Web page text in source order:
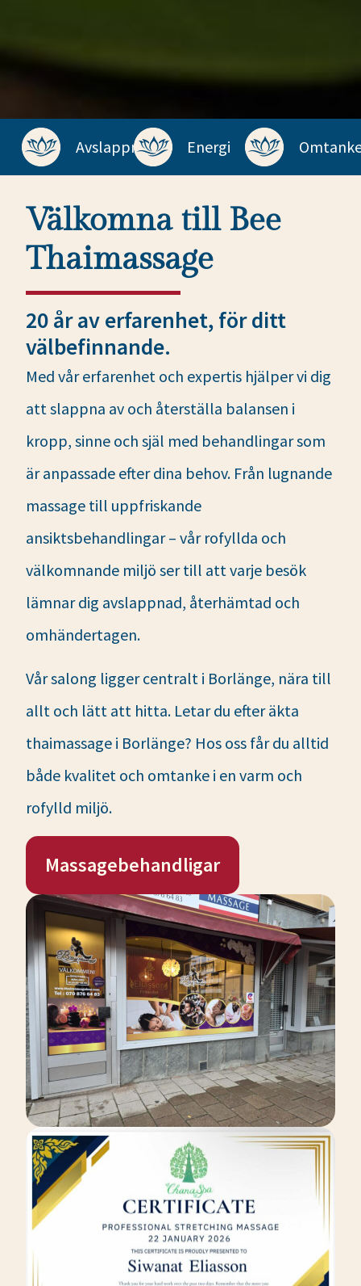
Avslappning Energi
Välkomna till Bee
Thaimassage
20 år av erfarenhet, för ditt
välbefinnande.
Med vår erfarenhet och expertis hjälper vi dig
att slappna av och återställa balansen i
kropp, sinne och själ med behandlingar som
är anpassade efter dina behov. Från lugnande
massage till uppfriskande
ansiktsbehandlingar – vår rofyllda och
välkomnande miljö ser till att varje besök
lämnar dig avslappnad, återhämtad och
omhändertagen.
Vår salong ligger centralt i Borlänge, nära till
allt och lätt att hitta. Letar du efter äkta
thaimassage i Borlänge? Hos oss får du alltid
både kvalitet och omtanke i en varm och
rofylld miljö.
Massagebehandligar